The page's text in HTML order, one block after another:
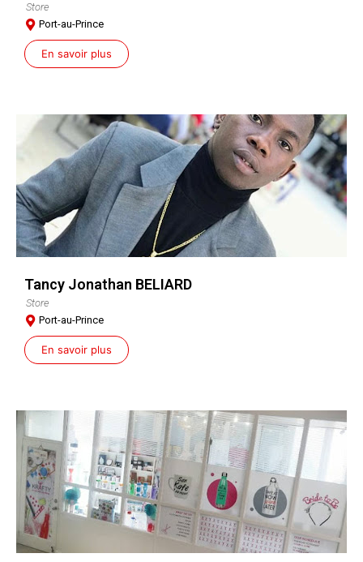
Store
Port-au-Prince
En savoir plus
Tancy Jonathan BELIARD
Store
Port-au-Prince
En savoir plus